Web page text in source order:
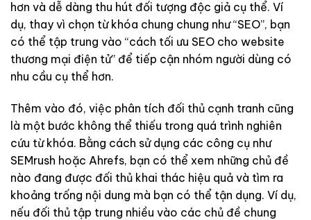
hơn và dễ dàng thu hút đối tượng độc giả cụ thể. Ví
dụ, thay vì chọn từ khóa chung chung như “SEO”, bạn
có thể tập trung vào “cách tối ưu SEO cho website
thương mại điện tử” để tiếp cận nhóm người dùng có
nhu cầu cụ thể hơn.
Thêm vào đó, việc phân tích đối thủ cạnh tranh cũng
là một bước không thể thiếu trong quá trình nghiên
cứu từ khóa. Bằng cách sử dụng các công cụ như
SEMrush hoặc Ahrefs, bạn có thể xem những chủ đề
nào đang được đối thủ khai thác hiệu quả và tìm ra
khoảng trống nội dung mà bạn có thể tận dụng. Ví dụ,
nếu đối thủ tập trung nhiều vào các chủ đề chung